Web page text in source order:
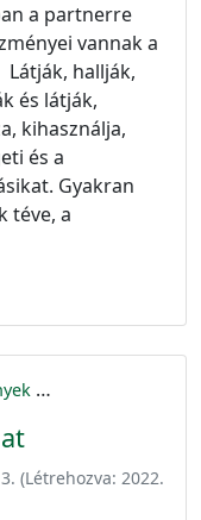
a partnerre
vannak a
hallják,
és látják,
kihasználja,
és a
Gyakran
téve, a
(Létrehozva: 2022.